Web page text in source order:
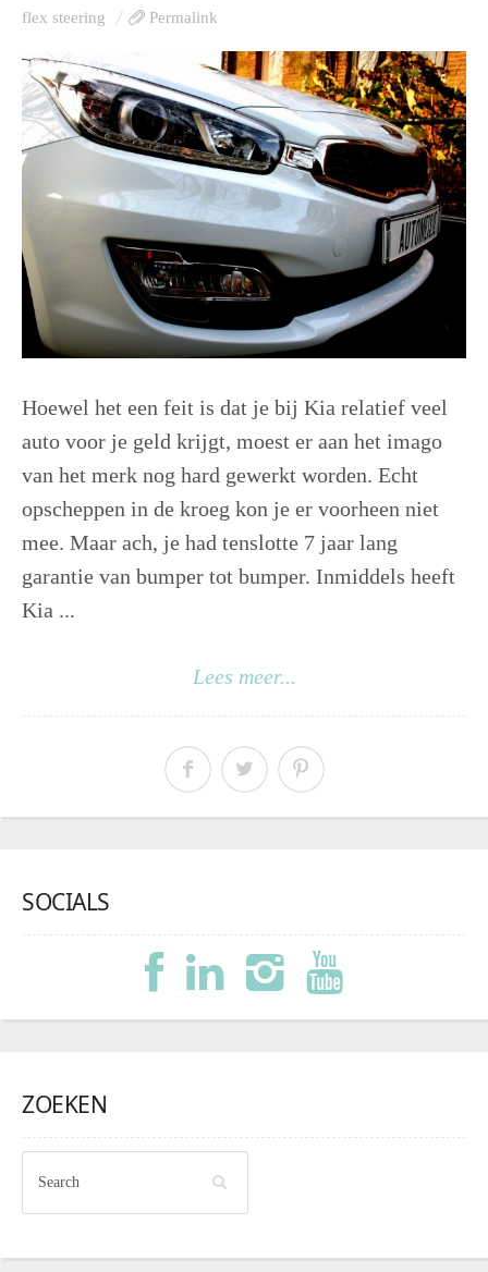
flex steering
Permalink
Hoewel het een feit is dat je bij Kia relatief veel
auto voor je geld krijgt, moest er aan het imago
van het merk nog hard gewerkt worden. Echt
opscheppen in de kroeg kon je er voorheen niet
mee. Maar ach, je had tenslotte 7 jaar lang
garantie van bumper tot bumper. Inmiddels heeft
Kia ...
Lees meer...
SOCIALS
ZOEKEN